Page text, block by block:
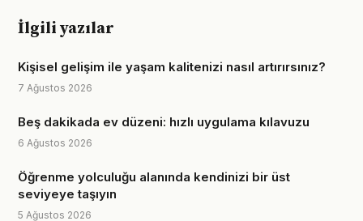
İlgili yazılar
Kişisel gelişim ile yaşam kalitenizi nasıl artırırsınız?
7 Ağustos 2026
Beş dakikada ev düzeni: hızlı uygulama kılavuzu
6 Ağustos 2026
Öğrenme yolculuğu alanında kendinizi bir üst
seviyeye taşıyın
5 Ağustos 2026